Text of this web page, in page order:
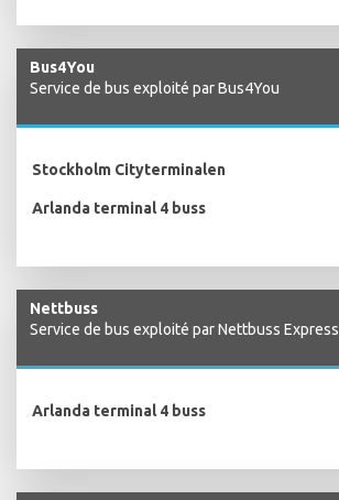
Bus4You
Service de bus exploité par Bus4You
Stockholm Cityterminalen
Arlanda terminal 4 buss
Nettbuss
Service de bus exploité par Nettbuss Express
Arlanda terminal 4 buss